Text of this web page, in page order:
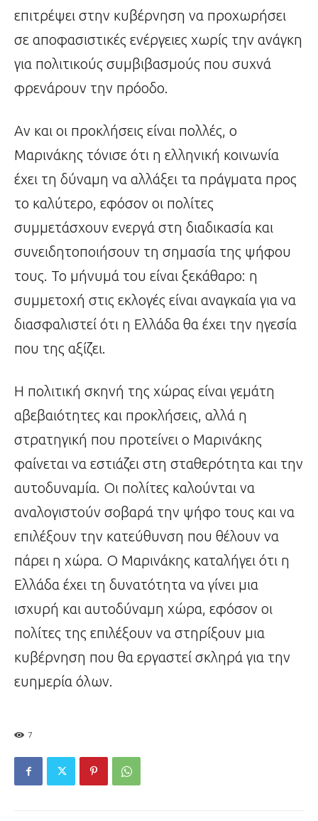
επιτρέψει στην κυβέρνηση να προχωρήσει
σε αποφασιστικές ενέργειες χωρίς την ανάγκη
για πολιτικούς συμβιβασμούς που συχνά
φρενάρουν την πρόοδο.
Αν και οι προκλήσεις είναι πολλές, ο
Μαρινάκης τόνισε ότι η ελληνική κοινωνία
έχει τη δύναμη να αλλάξει τα πράγματα προς
το καλύτερο, εφόσον οι πολίτες
συμμετάσχουν ενεργά στη διαδικασία και
συνειδητοποιήσουν τη σημασία της ψήφου
τους. Το μήνυμά του είναι ξεκάθαρο: η
συμμετοχή στις εκλογές είναι αναγκαία για να
διασφαλιστεί ότι η Ελλάδα θα έχει την ηγεσία
που της αξίζει.
Η πολιτική σκηνή της χώρας είναι γεμάτη
αβεβαιότητες και προκλήσεις, αλλά η
στρατηγική που προτείνει ο Μαρινάκης
φαίνεται να εστιάζει στη σταθερότητα και την
αυτοδυναμία. Οι πολίτες καλούνται να
αναλογιστούν σοβαρά την ψήφο τους και να
επιλέξουν την κατεύθυνση που θέλουν να
πάρει η χώρα. Ο Μαρινάκης καταλήγει ότι η
Ελλάδα έχει τη δυνατότητα να γίνει μια
ισχυρή και αυτοδύναμη χώρα, εφόσον οι
πολίτες της επιλέξουν να στηρίξουν μια
κυβέρνηση που θα εργαστεί σκληρά για την
ευημερία όλων.
7